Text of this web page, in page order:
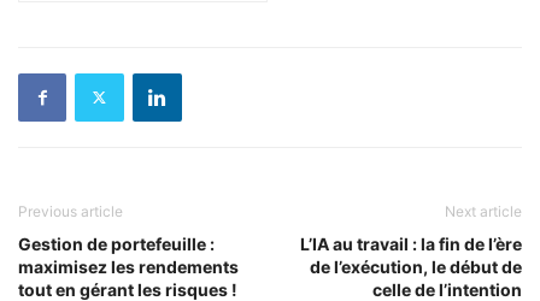
Previous article
Gestion de portefeuille :
maximisez les rendements
tout en gérant les risques !
Next article
L’IA au travail : la fin de l’ère
de l’exécution, le début de
celle de l’intention